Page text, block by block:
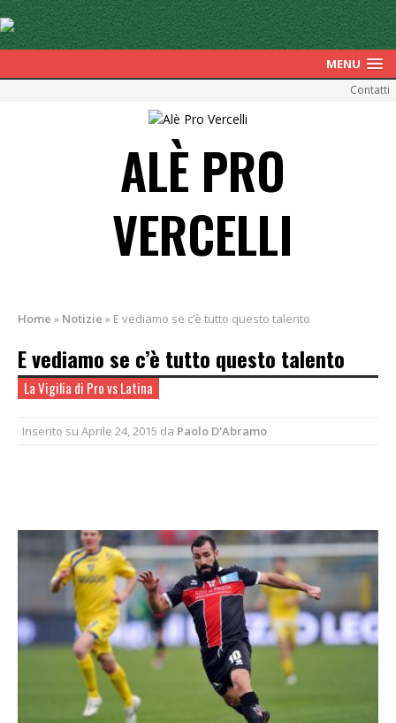
MENU
Contatti
ALÈ PRO
VERCELLI
Home » Notizie » E vediamo se c’è tutto questo talento
E vediamo se c’è tutto questo talento
La Vigilia di Pro vs Latina
Inserito su Aprile 24, 2015 da Paolo D'Abramo